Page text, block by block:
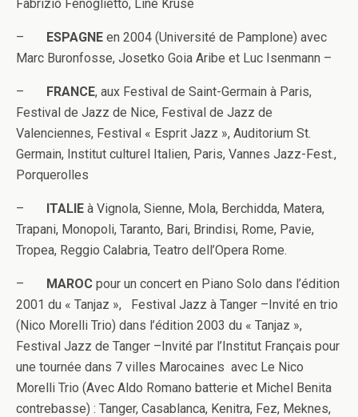
Fabrizio Fenoglietto, Line Kruse
– ESPAGNE en 2004 (Université de Pamplone) avec
Marc Buronfosse, Josetko Goia Aribe et Luc Isenmann –
– FRANCE, aux Festival de Saint-Germain à Paris,
Festival de Jazz de Nice, Festival de Jazz de
Valenciennes, Festival « Esprit Jazz », Auditorium St.
Germain, Institut culturel Italien, Paris, Vannes Jazz-Fest.,
Porquerolles
– ITALIE à Vignola, Sienne, Mola, Berchidda, Matera,
Trapani, Monopoli, Taranto, Bari, Brindisi, Rome, Pavie,
Tropea, Reggio Calabria, Teatro dell’Opera Rome.
– MAROC pour un concert en Piano Solo dans l’édition
2001 du « Tanjaz », Festival Jazz à Tanger –Invité en trio
(Nico Morelli Trio) dans l’édition 2003 du « Tanjaz »,
Festival Jazz de Tanger –Invité par l’Institut Français pour
une tournée dans 7 villes Marocaines avec Le Nico
Morelli Trio (Avec Aldo Romano batterie et Michel Benita
contrebasse) : Tanger, Casablanca, Kenitra, Fez, Meknes,